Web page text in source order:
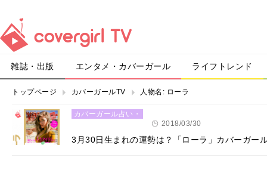
雑誌・出版 エンタメ・カバーガール ライフトレンド
トップページ カバーガールTV 人物名: ローラ
カバーガール占い・
2018/03/30
3月30日生まれの運勢は？「ローラ」カバーガー